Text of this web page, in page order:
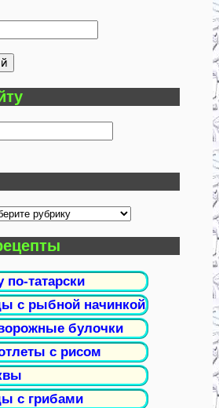
по-татарски
с рыбной начинкой
булочки
с рисом
с грибами